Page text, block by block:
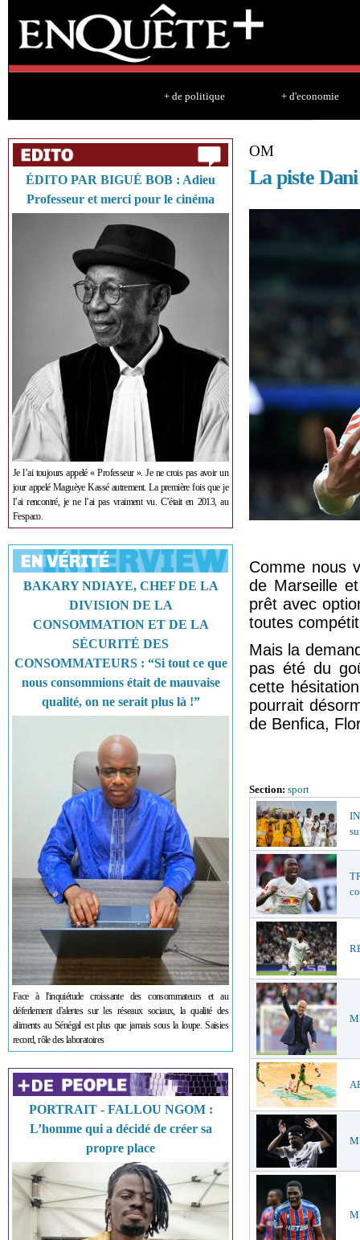
+ de politique + d'economie
ÉDITO PAR BIGUÉ BOB : Adieu
Professeur et merci pour le cinéma
Je l’ai toujours appelé « Professeur ». Je ne crois pas avoir un
jour appelé Maguèye Kassé autrement. La première fois que je
l’ai rencontré, je ne l’ai pas vraiment vu. C’était en 2013, au
Fespaco.
BAKARY NDIAYE, CHEF DE LA
DIVISION DE LA
CONSOMMATION ET DE LA
SÉCURITÉ DES
CONSOMMATEURS : “Si tout ce que
nous consommions était de mauvaise
qualité, on ne serait plus là !”
Face à l'inquiétude croissante des consommateurs et au
déferlement d'alertes sur les réseaux sociaux, la qualité des
aliments au Sénégal est plus que jamais sous la loupe. Saisies
record, rôle des laboratoires
PORTRAIT - FALLOU NGOM :
L’homme qui a décidé de créer sa
propre place
OM
La piste
Comme nous
de Marseille
prêt avec
toutes
Mais la
pas été du
cette
pourrait
de Benfica,
Section: sport